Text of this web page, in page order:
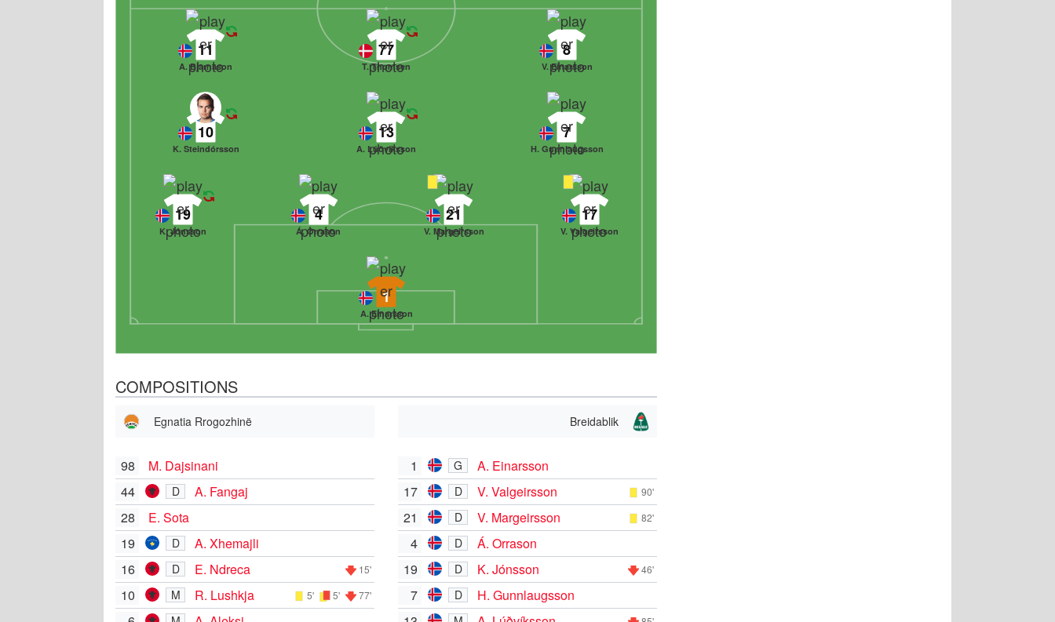
1
A. Einarsson
19
K. Jónsson
4
Á. Orrason
21
V. Margeirsson
17
V. Valgeirsson
10
K. Steindórsson
13
A. Lúðvíksson
7
H. Gunnlaugsson
11
A. Bjarnason
77
T. Thomsen
8
V. Einarsson
COMPOSITIONS
Egnatia Rrogozhinë
98
M. Dajsinani
44
D
A. Fangaj
28
E. Sota
19
D
A. Xhemajli
16
D E. Ndreca 15'
10 M R. Lushkja 5' 5' 77'
Breidablik
1 G
A. Einarsson
17
D V. Valgeirsson 90'
21 D V. Margeirsson 82'
4 D
Á. Orrason
19
D K. Jónsson 46'
7 D
H. Gunnlaugsson